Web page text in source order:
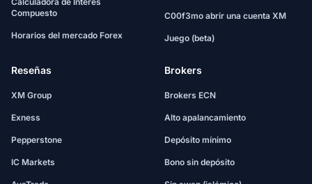
Compuesto
Horarios del mercado Forex
C00f3mo abrir una cuenta XM
Juego (beta)
Reseñas
XM Group
Exness
Pepperstone
IC Markets
Brokers
Brokers ECN
Alto apalancamiento
Depósito mínimo
Bono sin depósito